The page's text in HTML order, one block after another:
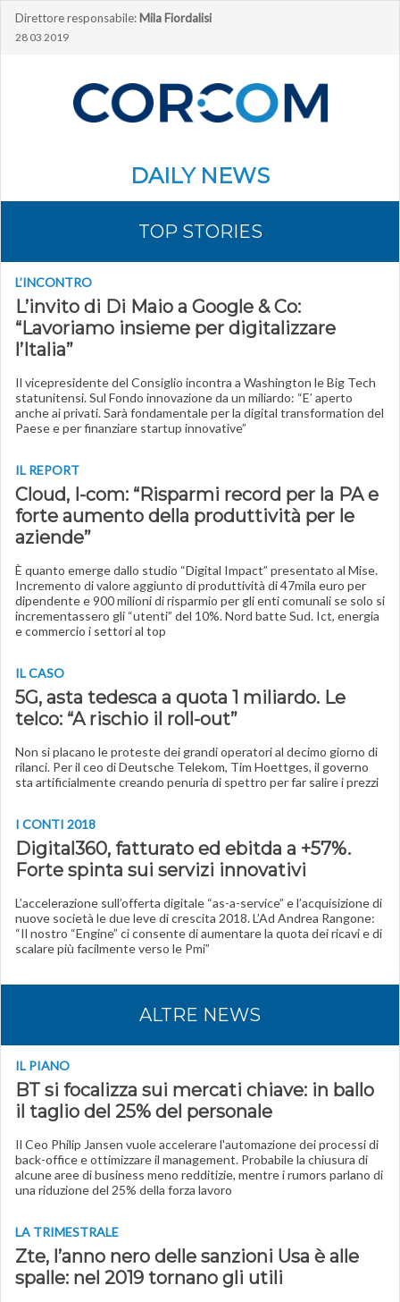
Direttore responsabile: Mila Fiordalisi
28 03 2019
DAILY NEWS
TOP STORIES
L’INCONTRO
L’invito di Di Maio a Google & Co:
“Lavoriamo insieme per digitalizzare
l’Italia”
Il vicepresidente del Consiglio incontra a Washington le Big Tech
statunitensi. Sul Fondo innovazione da un miliardo: “E’ aperto
anche ai privati. Sarà fondamentale per la digital transformation del
Paese e per finanziare startup innovative”
IL REPORT
Cloud, I-com: “Risparmi record per la PA e
forte aumento della produttività per le
aziende”
È quanto emerge dallo studio “Digital Impact” presentato al Mise.
Incremento di valore aggiunto di produttività di 47mila euro per
dipendente e 900 milioni di risparmio per gli enti comunali se solo si
incrementassero gli “utenti” del 10%. Nord batte Sud. Ict, energia
e commercio i settori al top
IL CASO
5G, asta tedesca a quota 1 miliardo. Le
telco: “A rischio il roll-out”
Non si placano le proteste dei grandi operatori al decimo giorno di
rilanci. Per il ceo di Deutsche Telekom, Tim Hoettges, il governo
sta artificialmente creando penuria di spettro per far salire i prezzi
I CONTI 2018
Digital360, fatturato ed ebitda a +57%.
Forte spinta sui servizi innovativi
L’accelerazione sull’offerta digitale “as-a-service” e l’acquisizione di
nuove società le due leve di crescita 2018. L’Ad Andrea Rangone:
“Il nostro “Engine” ci consente di aumentare la quota dei ricavi e di
scalare più facilmente verso le Pmi”
ALTRE NEWS
IL PIANO
BT si focalizza sui mercati chiave: in ballo
il taglio del 25% del personale
Il Ceo Philip Jansen vuole accelerare l'automazione dei processi di
back-office e ottimizzare il management. Probabile la chiusura di
alcune aree di business meno redditizie, mentre i rumors parlano di
una riduzione del 25% della forza lavoro
LA TRIMESTRALE
Zte, l’anno nero delle sanzioni Usa è alle
spalle: nel 2019 tornano gli utili